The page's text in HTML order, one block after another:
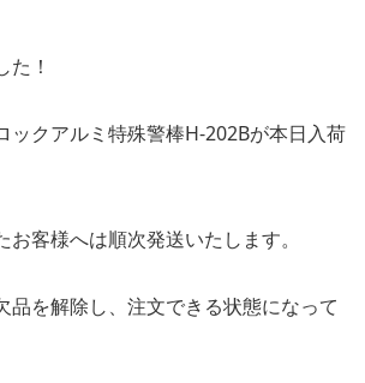
た！
ックアルミ特殊警棒H-202Bが本日入荷
客様へは順次発送いたします。
品を解除し、注文できる状態になって